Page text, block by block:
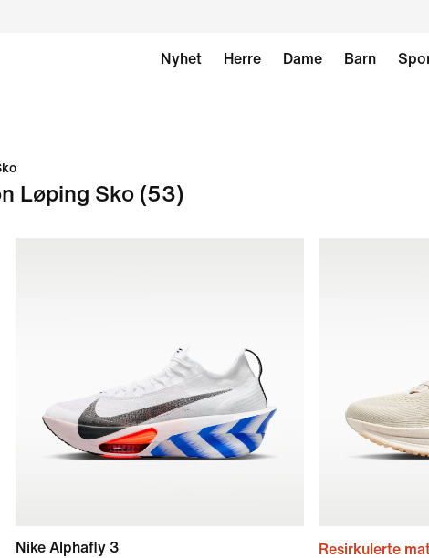
Nyhet Herre Dame Barn
Løping Sko (53)
Nike Alphafly 3
Resirkulerte